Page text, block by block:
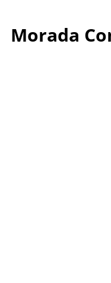
Morada